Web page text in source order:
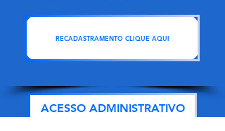
RECADASTRAMENTO CLIQUE AQUI
ACESSO ADMINISTRATIVO